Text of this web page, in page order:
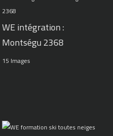
WE intégration :
Montségu 2368
15 Images